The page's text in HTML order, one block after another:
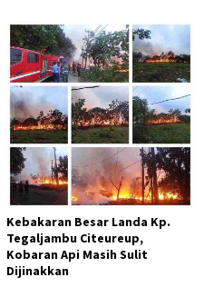
Kebakaran Besar Landa Kp.
Tegaljambu Citeureup,
Kobaran Api Masih Sulit
Dijinakkan